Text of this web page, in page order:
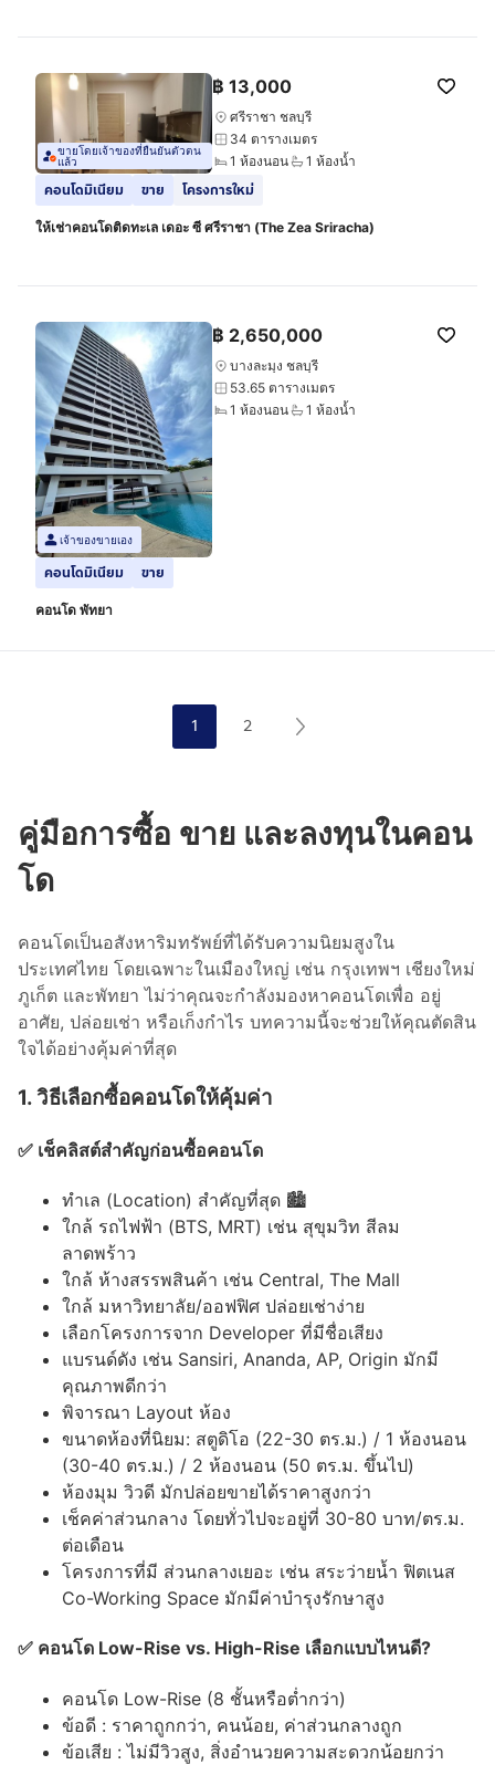
ขายโดยเจ้าของที่ยืนยันตัวตน
แล้ว
฿ 13,000
ศรีราชา ชลบุรี
34 ตารางเมตร
1 ห้องนอน
1 ห้องน้ำ
คอนโดมิเนียม ขาย โครงการใหม่
ให้เช่าคอนโดติดทะเล เดอะ ซี ศรีราชา (The Zea Sriracha)
เจ้าของขายเอง
฿ 2,650,000
บางละมุง ชลบุรี
53.65 ตารางเมตร
1 ห้องนอน
1 ห้องน้ำ
คอนโดมิเนียม ขาย
คอนโด พัทยา
1 2
คู่มือการซื้อ ขาย และลงทุนในคอน
โด
คอนโดเป็นอสังหาริมทรัพย์ที่ได้รับความนิยมสูงใน
ประเทศไทย โดยเฉพาะในเมืองใหญ่ เช่น กรุงเทพฯ เชียงใหม่
ภูเก็ต และพัทยา ไม่ว่าคุณจะกำลังมองหาคอนโดเพื่อ อยู่
อาศัย, ปล่อยเช่า หรือเก็งกำไร บทความนี้จะช่วยให้คุณตัดสิน
ใจได้อย่างคุ้มค่าที่สุด
1. วิธีเลือกซื้อคอนโดให้คุ้มค่า
✅ เช็คลิสต์สำคัญก่อนซื้อคอนโด
ทำเล (Location) สำคัญที่สุด 🏙
ใกล้ รถไฟฟ้า (BTS, MRT) เช่น สุขุมวิท สีลม
ลาดพร้าว
ใกล้ ห้างสรรพสินค้า เช่น Central, The Mall
ใกล้ มหาวิทยาลัย/ออฟฟิศ ปล่อยเช่าง่าย
เลือกโครงการจาก Developer ที่มีชื่อเสียง
แบรนด์ดัง เช่น Sansiri, Ananda, AP, Origin มักมี
คุณภาพดีกว่า
พิจารณา Layout ห้อง
ขนาดห้องที่นิยม: สตูดิโอ (22-30 ตร.ม.) / 1 ห้องนอน
(30-40 ตร.ม.) / 2 ห้องนอน (50 ตร.ม. ขึ้นไป)
ห้องมุม วิวดี มักปล่อยขายได้ราคาสูงกว่า
เช็คค่าส่วนกลาง โดยทั่วไปจะอยู่ที่ 30-80 บาท/ตร.ม.
ต่อเดือน
โครงการที่มี ส่วนกลางเยอะ เช่น สระว่ายน้ำ ฟิตเนส
Co-Working Space มักมีค่าบำรุงรักษาสูง
✅ คอนโด Low-Rise vs. High-Rise เลือกแบบไหนดี?
คอนโด Low-Rise (8 ชั้นหรือต่ำกว่า)
ข้อดี : ราคาถูกกว่า, คนน้อย, ค่าส่วนกลางถูก
ข้อเสีย : ไม่มีวิวสูง, สิ่งอำนวยความสะดวกน้อยกว่า